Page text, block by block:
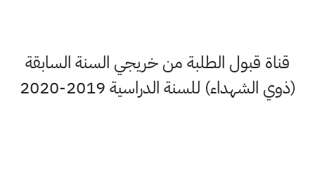
قناة قبول الطلبة من خريجي السنة السابقة
(ذوي الشهداء) للسنة الدراسية 2019-2020